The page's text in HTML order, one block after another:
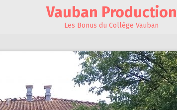
Vauban Production
Les Bonus du Collège Vauban